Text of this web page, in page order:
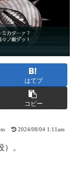
はてブ
コピー
2024/08/04 1:11am
。